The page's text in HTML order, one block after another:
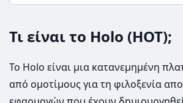
Τι είναι το Holo (HOT);
Το Holo είναι μια κατανεμημένη
από ομοτίμους για τη φιλοξενία